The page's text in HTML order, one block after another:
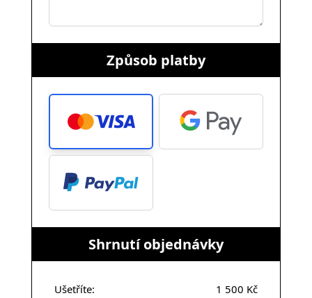
Způsob platby
Shrnutí objednávky
Ušetříte:
1 500 Kč